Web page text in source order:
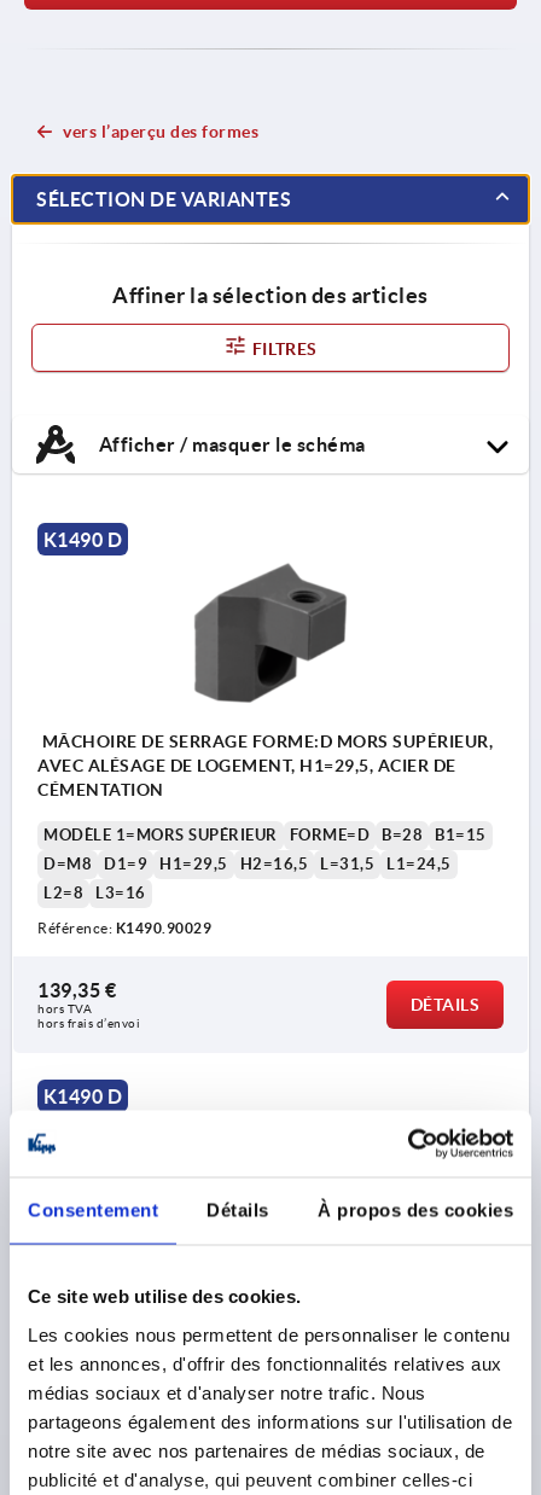
Consentement Détails À propos des cookies
Ce site web utilise des cookies.
Les cookies nous permettent de personnaliser le contenu
et les annonces, d'offrir des fonctionnalités relatives aux
médias sociaux et d'analyser notre trafic. Nous
partageons également des informations sur l'utilisation de
notre site avec nos partenaires de médias sociaux, de
publicité et d'analyse, qui peuvent combiner celles-ci
vers l’aperçu des formes
SÉLECTION DE VARIANTES
Affiner la sélection des articles
FILTRES
Afficher / masquer le schéma
K1490 D
MÂCHOIRE DE SERRAGE FORME:D MORS SUPÉRIEUR,
AVEC ALÉSAGE DE LOGEMENT, H1=29,5, ACIER DE
CÉMENTATION
MODÈLE 1=MORS SUPÉRIEUR FORME=D B=28
B1=15
D=M8
D1=9 H1=29,5 H2=16,5 L=31,5
L1=24,5
L2=8
L3=16
Référence: K1490.90029
139,35 €
hors TVA
hors frais d’envoi
DÉTAILS
K1490 D
MÂCHOIRE DE SERRAGE FORME:D MORS SUPÉRIEUR,
CÉMENTATION
MODÈLE 1=MORS SUPÉRIEUR FORME=D B=28
D=M8
D1=9 H1=40,5 H2=27,5 L=31,5
L1=24,5
L2=8
L3=16
Référence:K1490.90040